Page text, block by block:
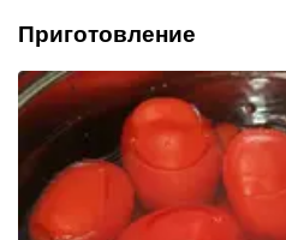
Приготовление